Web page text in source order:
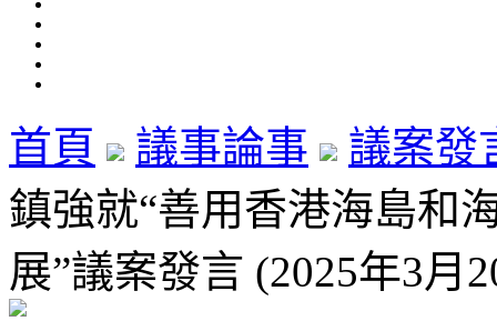
首頁 議事論事
議案發
鎮強就“善用香港海島和
展”議案發言 (2025年3月